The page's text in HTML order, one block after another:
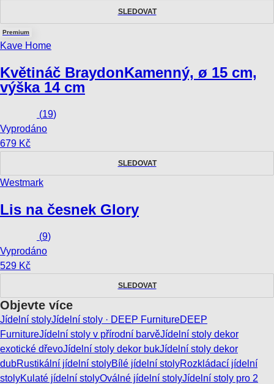
SLEDOVAT
Premium
Kave Home
Květináč BraydonKamenný, ø 15 cm,
výška 14 cm
(19)
Vyprodáno
679 Kč
SLEDOVAT
Westmark
Lis na česnek Glory
(9)
Vyprodáno
529 Kč
SLEDOVAT
Objevte více
Jídelní stolyJídelní stoly · DEEP FurnitureDEEP
FurnitureJídelní stoly v přírodní barvěJídelní stoly dekor
exotické dřevoJídelní stoly dekor bukJídelní stoly dekor
dubRustikální jídelní stolyBílé jídelní stolyRozkládací jídelní
stolyKulaté jídelní stolyOválné jídelní stolyJídelní stoly pro 2